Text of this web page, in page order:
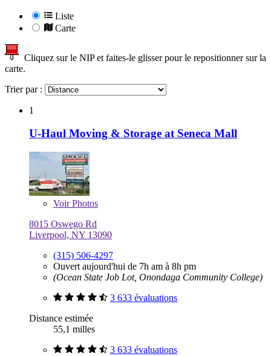
Liste
Carte
Cliquez sur le NIP et faites-le glisser pour le repositionner sur la
carte.
Trier par :
1
U-Haul Moving & Storage at Seneca Mall
VoirPhotos
8015 Oswego Rd
Liverpool, NY 13090
(315) 506-4297
Ouvert aujourd'hui de 7h am à 8h pm
(Ocean State Job Lot, Onondaga Community College)
3 633 évaluations
Distance estimée
55,1 milles
3 633 évaluations